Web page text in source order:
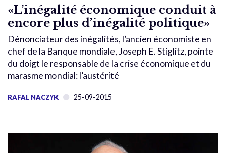
«L’inégalité économique conduit à
encore plus d’inégalité politique»
Dénonciateur des inégalités, l’ancien économiste en
chef de la Banque mondiale, Joseph E. Stiglitz, pointe
du doigt le responsable de la crise économique et du
marasme mondial: l’austérité
RAFAL NACZYK 25-09-2015